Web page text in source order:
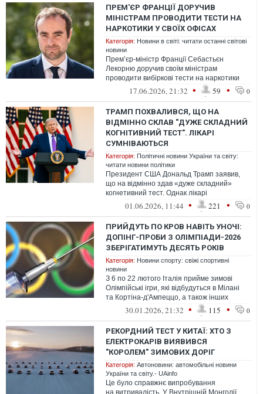
ПРЕМ'ЄР ФРАНЦІЇ ДОРУЧИВ
МІНІСТРАМ ПРОВОДИТИ ТЕСТИ НА
НАРКОТИКИ У СВОЇХ ОФІСАХ
Категорія: Новини в світі: читати останні світові
новини
Прем’єр-міністр Франції Себастьєн
Лекорню доручив своїм міністрам
проводити вибіркові тести на наркотики
серед своїх співробітників з метою
17.06.2026, 21:32 • 59 • 0
ТРАМП ПОХВАЛИВСЯ, ЩО НА
ВІДМІННО СКЛАВ "ДУЖЕ СКЛАДНИЙ
КОГНІТИВНИЙ ТЕСТ". ЛІКАРІ
СУМНІВАЮТЬСЯ
Категорія: Політичні новини України та світу:
читати новини політики
Президент США Дональд Трамп заявив,
що на відмінно здав «дуже складний»
когнетивний тест. Однак лікарі
сумніваються, що тест був справді
01.06.2026, 11:44 • 221 • 0
ПРИЙДУТЬ ПО КРОВ НАВІТЬ УНОЧІ:
ДОПІНГ-ПРОБИ З ОЛІМПІАДИ-2026
ЗБЕРІГАТИМУТЬ ДЕСЯТЬ РОКІВ
Категорія: Новини спорту: свіжі спортивні
новини
З 6 по 22 лютого Італія прийме зимові
Олімпійські ігри, які відбудуться в Мілані
та Кортіна-д'Ампеццо, а також інших
гірських кластерах
30.01.2026, 21:32 • 115 • 0
РЕКОРДНИЙ ТЕСТ У КИТАЇ: ХТО З
ЕЛЕКТРОКАРІВ ВИЯВИВСЯ
"КОРОЛЕМ" ЗИМОВИХ ДОРІГ
Категорія: Автоновини: автомобільні новини
України та світу.- UAinfo
Це було справжнє випробування
на витривалість. У Внутрішній Монголії